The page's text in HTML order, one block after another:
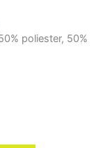
poliester, 50%